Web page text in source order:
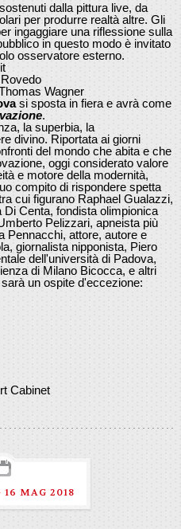
dalla pittura live, da
per produrre realtà altre. Gli
ingaggiare una riflessione sulla
in questo modo è invitato
osservatore esterno.
Wagner
si sposta in fiera e avrà come
.
la superbia, la
divino. Riportata ai giorni
del mondo che abita e che
oggi considerato valore
e motore della modernità,
compito di rispondere spetta
cui figurano Raphael Gualazzi,
Centa, fondista olimpionica
Pelizzari, apneista più
Pennacchi, attore, autore e
giornalista nipponista, Piero
dell'università di Padova,
di Milano Bicocca, e altri
un ospite d'eccezione:
Cabinet
16 MAG 2018